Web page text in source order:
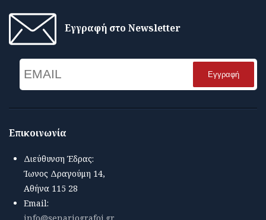
Εγγραφή στο Newsletter
Name
Επικοινωνία
Διεύθυνση Έδρας:
Ίωνος Δραγούμη 14,
Αθήνα 115 28
Email: